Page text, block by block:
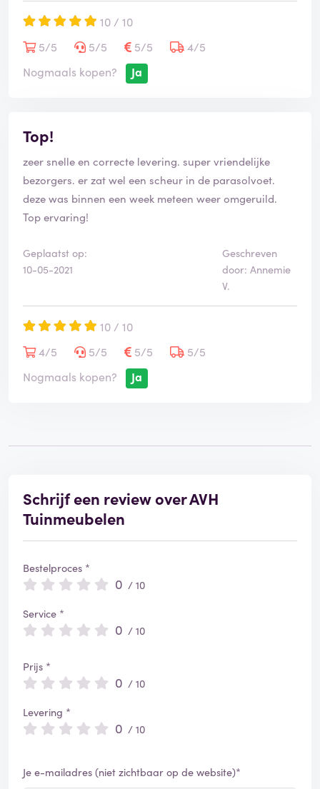
10 / 10
5/5
5/5 5/5
4/5
Nogmaals kopen?
Ja
Top!
zeer snelle en correcte levering. super vriendelijke
bezorgers. er zat wel een scheur in de parasolvoet.
deze was binnen een week meteen weer omgeruild.
Top ervaring!
Geplaatst op:
10-05-2021
Geschreven
door: Annemie
V.
10 / 10
4/5
5/5 5/5
5/5
Nogmaals kopen?
Ja
Schrijf een review over AVH
Tuinmeubelen
Bestelproces *
0 / 10
Service *
0 / 10
Prijs *
0 / 10
Levering *
0 / 10
Je e-mailadres (niet zichtbaar op de website)*